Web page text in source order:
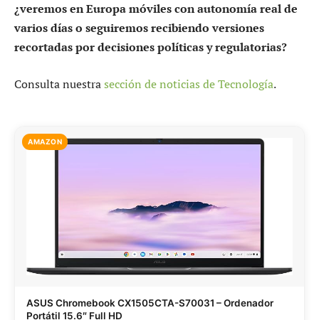
¿veremos en Europa móviles con autonomía real de
varios días o seguiremos recibiendo versiones
recortadas por decisiones políticas y regulatorias?
Consulta nuestrasección de noticias de Tecnología.
AMAZON
ASUS Chromebook CX1505CTA-S70031 – Ordenador
Portátil 15.6″ Full HD